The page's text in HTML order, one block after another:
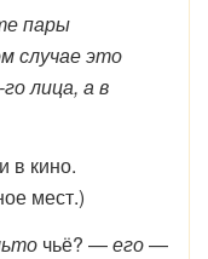
пары
случае это
лица, а в
в кино.
мест.)
чьё? —его—